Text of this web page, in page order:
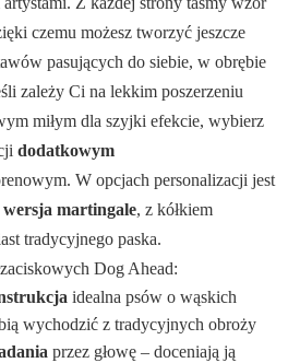
czemu możesz tworzyć jeszcze
pasujących do siebie, w obrębie
zależy Ci na lekkim poszerzeniu
miłym dla szyjki efekcie, wybierz
dodatkowym
W opcjach personalizacji jest
wersja martingale, z kółkiem
tradycyjnego paska.
Dog Ahead:
idealna psów o wąskich
wychodzić z tradycyjnych obroży
przez głowę – doceniają ją